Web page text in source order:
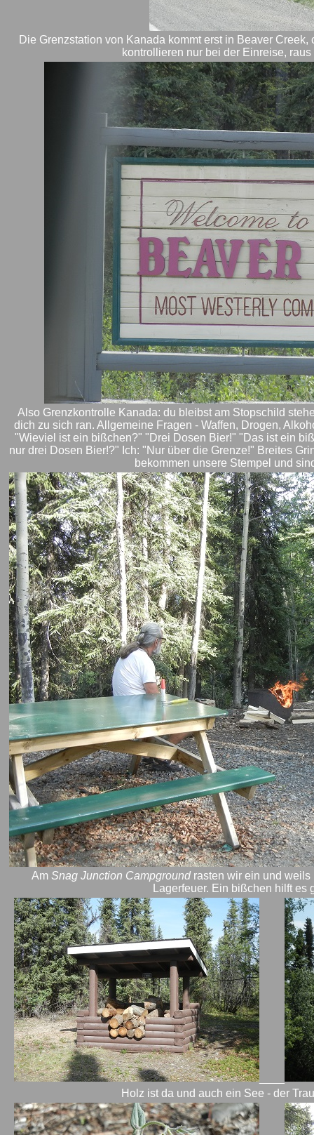
Die Grenzstation von Kanada kommt erst in Beaver
kontrollieren nur bei der Einreise,
Also Grenzkontrolle Kanada: du bleibst am Stopschild
dich zu sich ran. Allgemeine Fragen - Waffen, Drogen,
"Wieviel ist ein bißchen?" "Drei Dosen Bier!" "Das ist ein
nur drei Dosen Bier!?" Ich: "Nur über die Grenze!" Breites
bekommen unsere Stempel und
Am Snag Junction Campground rasten wir ein und weils
Lagerfeuer. Ein bißchen hilft es
Holz ist da und auch ein See - der